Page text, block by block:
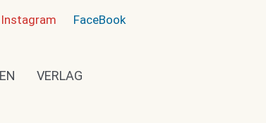
Instagram FaceBook
VERLAG